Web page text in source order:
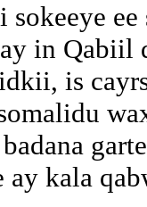
sokeeye
in Qabiil
is
ay kala